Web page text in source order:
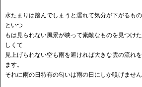
水たまりは踏んでしまうと濡れて気分が下がるも
といつ
もは見られない風景が映って素敵なものを見つけ
しくて
見上げられない空も雨を避ければ大きな雲の流れ
ます。
それに雨の日特有の匂いは雨の日にしか嗅げません